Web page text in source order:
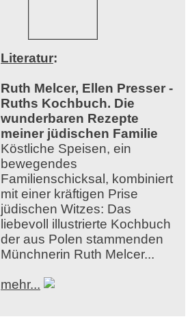
Literatur:
Ruth Melcer, Ellen Presser -
Ruths Kochbuch. Die
wunderbaren Rezepte
meiner jüdischen Familie
Köstliche Speisen, ein
bewegendes
Familienschicksal, kombiniert
mit einer kräftigen Prise
jüdischen Witzes: Das
liebevoll illustrierte Kochbuch
der aus Polen stammenden
Münchnerin Ruth Melcer...
mehr...